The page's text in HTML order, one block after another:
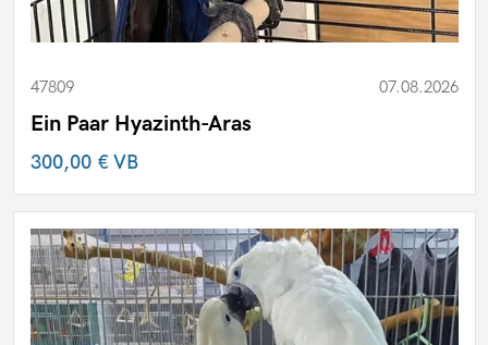
47809 07.08.2026
Ein Paar Hyazinth-Aras
300,00 €VB